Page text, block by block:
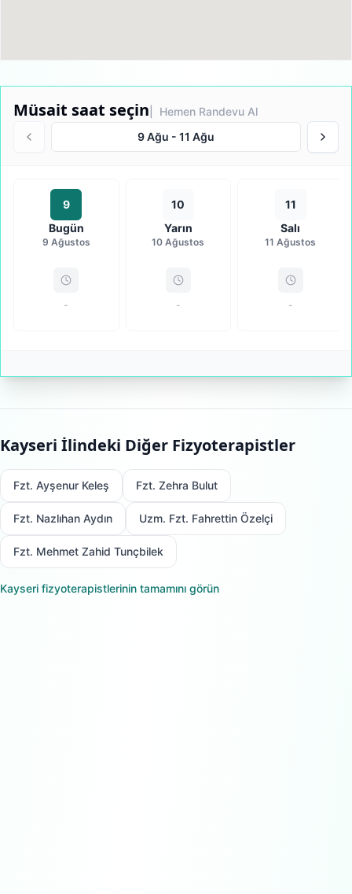
Müsait saat seçin | Hemen Randevu Al
9 Ağu - 11 Ağu
9
Bugün
9 Ağustos
-
10
Yarın
10 Ağustos
-
11
Salı
11 Ağustos
-
Kayseri İlindeki Diğer Fizyoterapistler
Fzt. Ayşenur Keleş Fzt. Zehra Bulut
Fzt. Nazlıhan Aydın Uzm. Fzt. Fahrettin Özelçi
Fzt. Mehmet Zahid Tunçbilek
Kayseri fizyoterapistlerinin tamamını görün